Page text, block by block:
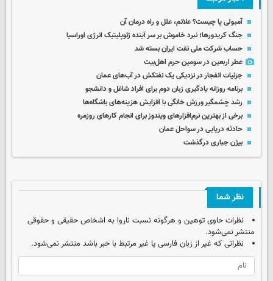
آمبولی پا چیست؟ علائم، علل و راه درمان آن
جنگ کریدورها؛ نبرد خاموش بر سر آینده ژئوپلیتیک انرژی اوراسیا
حساب‌ شرکت ملی نفت ایران بسته شد
عطر اربعین در سومین حرم اهل‌بیت
جزئیات انفجار در نزدیکی یک نفتکش در آب‌های عمان
برنامه روزانه یادگیری زبان دوم برای افراد شاغل و دانشجو
رشد چشمگیر ورزش خانگی با افزایش هزینه‌های باشگاه‌ها
برخی از بهترین نرم‌افزارهای ویندوز برای انجام کارهای روزمره
حادثه دریایی در سواحل عمان
بیژن جباری درگذشت
نظر شما
نظرات حاوی توهین و هرگونه نسبت ناروا به اشخاص حقیقی و حقوقی
منتشر نمی‌شود.
نظراتی که غیر از زبان فارسی یا غیر مرتبط با خبر باشد منتشر نمی‌شود.